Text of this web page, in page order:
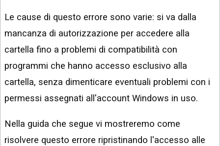
WINDOWS
STRUMENTI
WEB
Le cause di questo errore sono varie: si va dalla
mancanza di autorizzazione per accedere alla
cartella fino a problemi di compatibilità con
programmi che hanno accesso esclusivo alla
cartella, senza dimenticare eventuali problemi con i
permessi assegnati all'account Windows in uso.
Nella guida che segue vi mostreremo come
risolvere questo errore ripristinando l'accesso alle